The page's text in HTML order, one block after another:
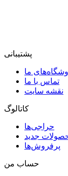
پشتیبانی
ما
تماس با ما
نقشه سایت
کاتالوگ
حراجی‌ها
جدید
پرفروش‌ها
حساب من